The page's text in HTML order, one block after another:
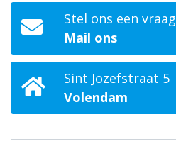
Stel ons een vraag
Mail ons
Sint Jozefstraat 5
Volendam